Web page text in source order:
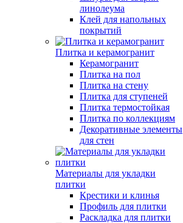
линолеума
Клей для напольных
покрытий
Плитка и керамогранит
Керамогранит
Плитка на пол
Плитка на стену
Плитка для ступеней
Плитка термостойкая
Плитка по коллекциям
Декоративные элементы
для стен
Материалы для укладки
плитки
Крестики и клинья
Профиль для плитки
Раскладка для плитки